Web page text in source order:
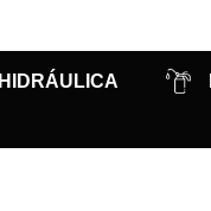
HIDRÁULICA